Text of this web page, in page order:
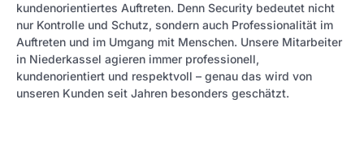
kundenorientiertes Auftreten. Denn Security bedeutet nicht
nur Kontrolle und Schutz, sondern auch Professionalität im
Auftreten und im Umgang mit Menschen. Unsere Mitarbeiter
in Niederkassel agieren immer professionell,
kundenorientiert und respektvoll – genau das wird von
unseren Kunden seit Jahren besonders geschätzt.